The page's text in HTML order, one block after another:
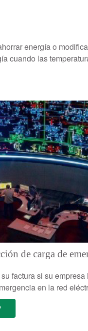
energía o
cuando las
de carga de
factura si su
en la red